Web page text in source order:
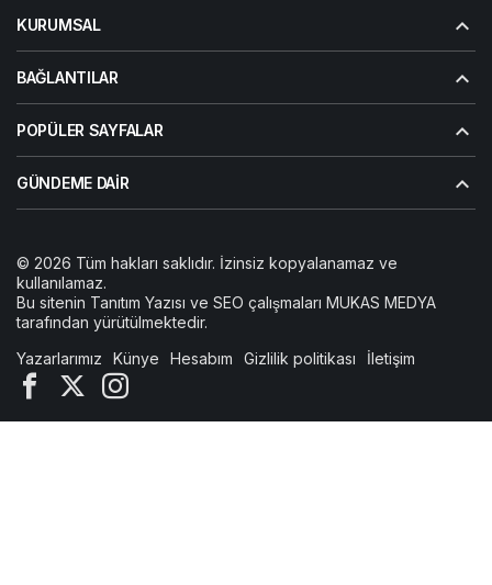
KURUMSAL
BAĞLANTILAR
POPÜLER SAYFALAR
GÜNDEME DAIR
© 2026 Tüm hakları saklıdır. İzinsiz kopyalanamaz ve
kullanılamaz.
Bu sitenin Tanıtım Yazısı ve SEO çalışmaları MUKAS MEDYA
tarafından yürütülmektedir.
Yazarlarımız
Künye Hesabım Gizlilik politikası İletişim